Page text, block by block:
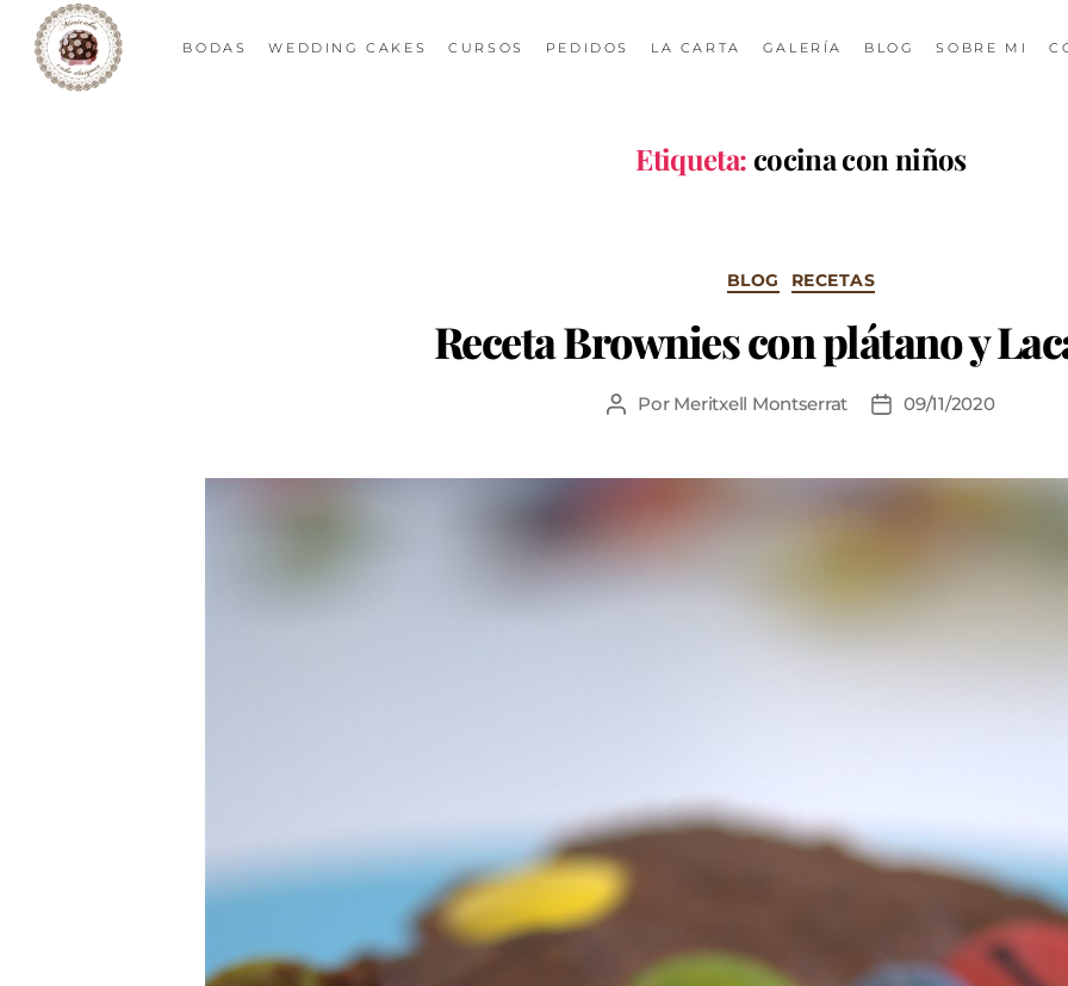
BODAS WEDDING CAKES CURSOS PEDIDOS LA CARTA GALERÍA BLOG SOBRE MI
Etiqueta: cocina con niños
BLOG RECETAS
Receta Brownies con plátano y
Por Meritxell Montserrat 09/11/2020